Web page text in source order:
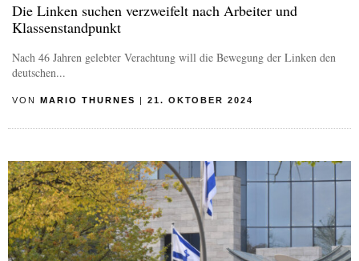
Die Linken suchen verzweifelt nach Arbeiter und
Klassenstandpunkt
Nach 46 Jahren gelebter Verachtung will die Bewegung der Linken den
deutschen...
VON MARIO THURNES | 21. OKTOBER 2024